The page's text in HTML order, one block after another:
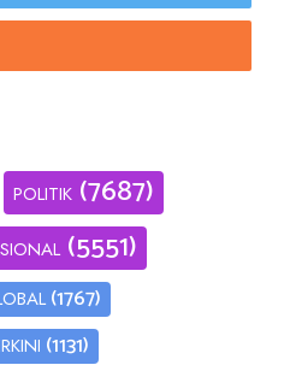
POLITIK (7687)
(5551)
(1767)
(1131)